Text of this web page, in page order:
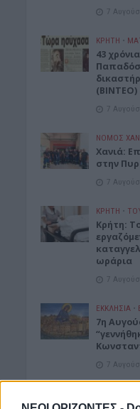
7
ΚΡΗΤΗ •
43
(ΒΙΝΤΕΟ)
7
ΝΟΜΌΣ
Xανιά:
στην
7
ΚΡΗΤΗ •
Κρήτη:
ωράρια
7
ΕΚΚΛΗΣΙΑ •
7η
7